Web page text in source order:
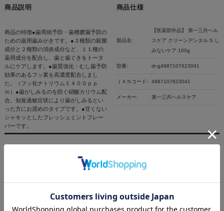
商品説明
商品の特徴●歯周病予防・歯槽膿漏予防の
ための薬用歯みがきです。●３種類の殺菌
成分と２種類の消炎成分など、１１種の
薬用成分を配合し、歯と歯ぐきをトータ
ルにケアします。●歯質強化・むし歯予防
効果のあるフッ素を高濃度配合しまし
た。（フッ化ナトリウム１４００ｐｐ
ｍ）●歯がしみるのを防ぐ硝酸カリウム配
合。知覚過敏症状により歯がしみるとい
った方にお奨めのタイプです。●甘くない
シャキッとしたフレッシュミントフレー
バーです。
商品仕様
製品名:
【医薬部外品】 第一三共ヘル
スケア クリーンデンタル S し
みないケア 100g
型番: dr-g4987107623041
ＪＡＮコード: 4987107623041
メーカー: 第一三共ヘルスケア
ご注文やご質問メールの対応は、土日祝日を除く平日の
みの対応となります。